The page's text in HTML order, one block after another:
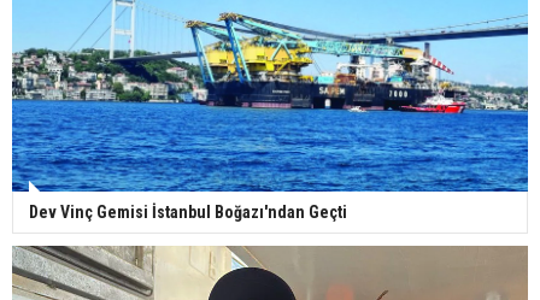
Dev Vinç Gemisi İstanbul Boğazı'ndan Geçti